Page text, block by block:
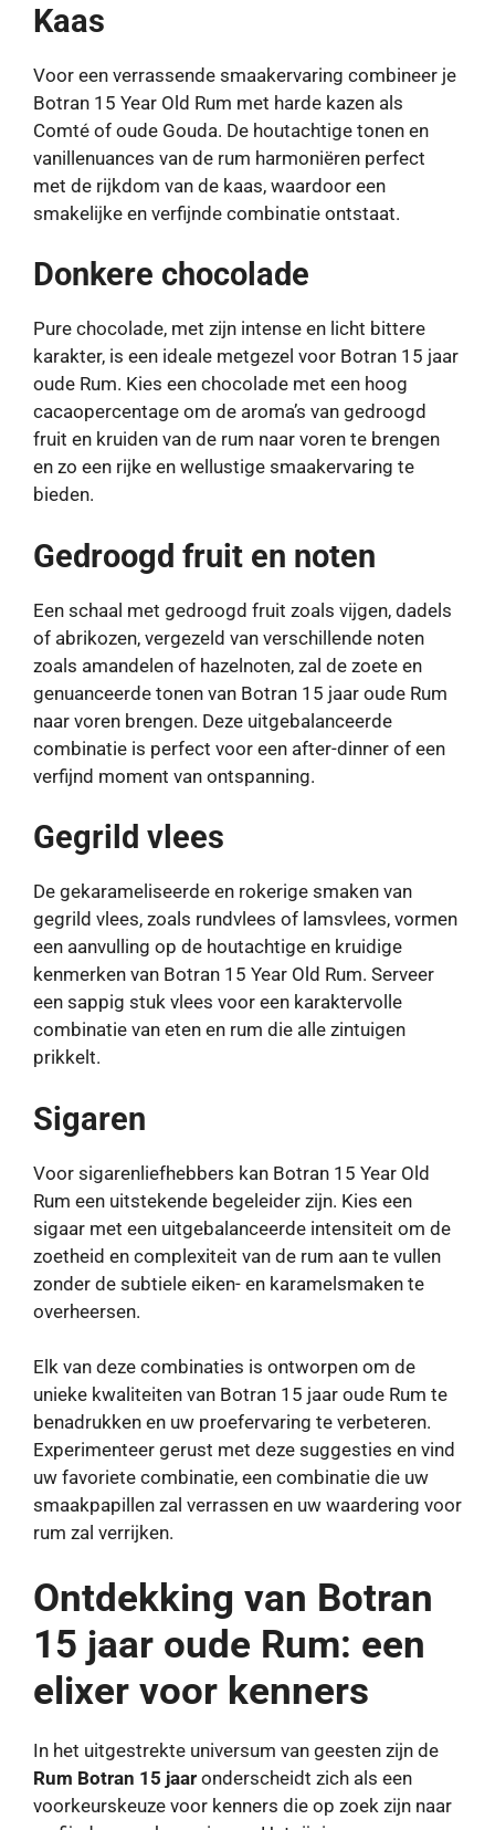
Kaas
Voor een verrassende smaakervaring combineer je
Botran 15 Year Old Rum met harde kazen als
Comté of oude Gouda. De houtachtige tonen en
vanillenuances van de rum harmoniëren perfect
met de rijkdom van de kaas, waardoor een
smakelijke en verfijnde combinatie ontstaat.
Donkere chocolade
Pure chocolade, met zijn intense en licht bittere
karakter, is een ideale metgezel voor Botran 15 jaar
oude Rum. Kies een chocolade met een hoog
cacaopercentage om de aroma’s van gedroogd
fruit en kruiden van de rum naar voren te brengen
en zo een rijke en wellustige smaakervaring te
bieden.
Gedroogd fruit en noten
Een schaal met gedroogd fruit zoals vijgen, dadels
of abrikozen, vergezeld van verschillende noten
zoals amandelen of hazelnoten, zal de zoete en
genuanceerde tonen van Botran 15 jaar oude Rum
naar voren brengen. Deze uitgebalanceerde
combinatie is perfect voor een after-dinner of een
verfijnd moment van ontspanning.
Gegrild vlees
De gekarameliseerde en rokerige smaken van
gegrild vlees, zoals rundvlees of lamsvlees, vormen
een aanvulling op de houtachtige en kruidige
kenmerken van Botran 15 Year Old Rum. Serveer
een sappig stuk vlees voor een karaktervolle
combinatie van eten en rum die alle zintuigen
prikkelt.
Sigaren
Voor sigarenliefhebbers kan Botran 15 Year Old
Rum een ​​uitstekende begeleider zijn. Kies een
sigaar met een uitgebalanceerde intensiteit om de
zoetheid en complexiteit van de rum aan te vullen
zonder de subtiele eiken- en karamelsmaken te
overheersen.
Elk van deze combinaties is ontworpen om de
unieke kwaliteiten van Botran 15 jaar oude Rum te
benadrukken en uw proefervaring te verbeteren.
Experimenteer gerust met deze suggesties en vind
uw favoriete combinatie, een combinatie die uw
smaakpapillen zal verrassen en uw waardering voor
rum zal verrijken.
Ontdekking van Botran
15 jaar oude Rum: een
elixer voor kenners
In het uitgestrekte universum van geesten zijn de
Rum Botran 15 jaar onderscheidt zich als een
voorkeurskeuze voor kenners die op zoek zijn naar